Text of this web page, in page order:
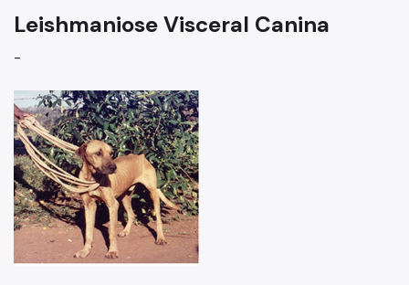
Esporotricose Animal
Leishmaniose Visceral Canina
Raiva em Animais
Animais Sinantrópicos
Abelhas
Leishmaniose Visceral Canina
-